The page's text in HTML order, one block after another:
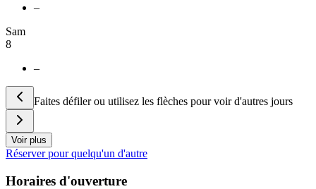
–
Sam
8
–
Faites défiler ou utilisez les flèches pour voir d'autres jours
Voir plus
Réserver pour quelqu'un d'autre
Horaires d'ouverture